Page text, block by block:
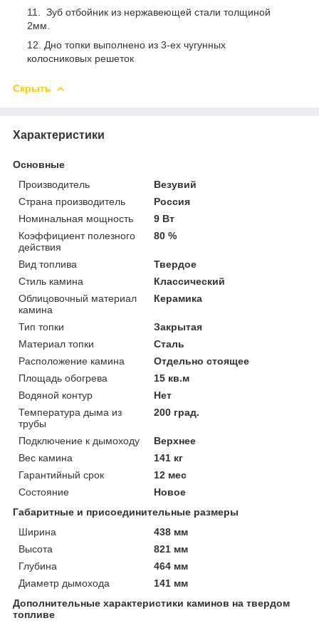
Зуб отбойник из нержавеющей стали толщиной
2мм.
Дно топки выполнено из 3-ех чугунных
колосниковых решеток
Скрыть
Характеристики
Основные
Производитель
Везувий
Страна производитель
Россия
Номинальная мощность
9 Вт
Коэффициент полезного
действия
80 %
Вид топлива
Твердое
Стиль камина
Классический
Облицовочный материал
камина
Керамика
Тип топки
Закрытая
Материал топки
Сталь
Расположение камина
Отдельно стоящее
Площадь обогрева
15 кв.м
Водяной контур
Нет
Температура дыма из
трубы
200 град.
Подключение к дымоходу
Верхнее
Вес камина
141 кг
Гарантийный срок
12 мес
Состояние
Новое
Габаритные и присоединительные размеры
Ширина
438 мм
Высота
821 мм
Глубина
464 мм
Диаметр дымохода
141 мм
Дополнительные характеристики каминов на твердом
топливе